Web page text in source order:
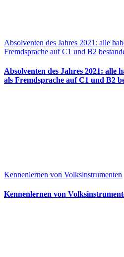
Absolventen des Jahres 2021: alle
Fremdsprache auf C1 und B2
Absolventen des Jahres 2021: alle
als Fremdsprache auf C1 und B2
Kennenlernen von Volksinstrumenten
Kennenlernen von